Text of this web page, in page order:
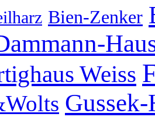
Bien-Zenker
Weiss
Gussek-